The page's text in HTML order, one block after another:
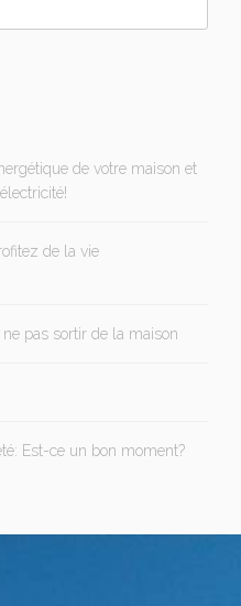
de votre maison et
de la vie
pas sortir de la maison
Est-ce un bon moment?